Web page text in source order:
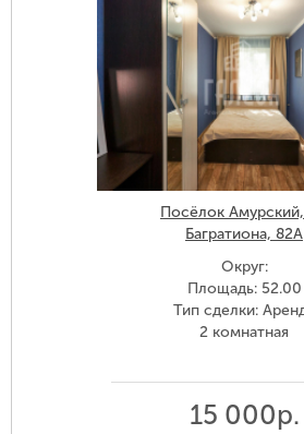
Посёлок
Багратиона, 82А
Округ:
Площадь: 52.00
Тип сделки:
2 комнатная
15 000р.